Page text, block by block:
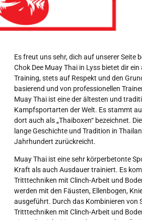
Es freut uns sehr, dich auf unserer Seite
Chok Dee Muay Thai in Lyss bietet dir
Training, stets auf Respekt und den
basierend und von professionellen
Muay Thai ist eine der ältesten und
Kampfsportarten der Welt. Es stammt
dort auch als „Thaiboxen“ bezeichnet.
lange Geschichte und Tradition in
Jahrhundert zurückreicht.
Muay Thai ist eine sehr körperbetonte
Kraft als auch Ausdauer trainiert. Es
Tritttechniken mit Clinch-Arbeit und
werden mit den Fäusten, Ellenbogen,
ausgeführt. Durch das Kombinieren von
Tritttechniken mit Clinch-Arbeit und